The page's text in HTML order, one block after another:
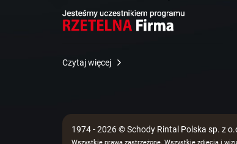
Czytaj więcej
1974 - 2026 © Schody Rintal Polska sp. z